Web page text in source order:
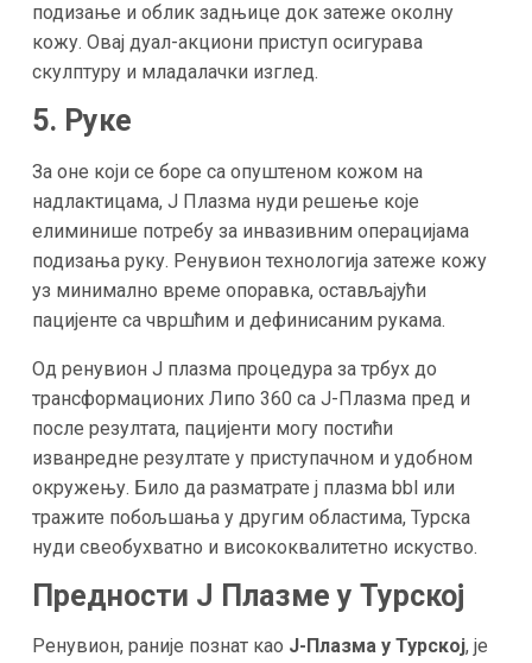
подизање и облик задњице док затеже околну
кожу. Овај дуал-акциони приступ осигурава
скулптуру и младалачки изглед.
5. Руке
За оне који се боре са опуштеном кожом на
надлактицама, J Плазма нуди решење које
елиминише потребу за инвазивним операцијама
подизања руку. Ренувион технологија затеже кожу
уз минимално време опоравка, остављајући
пацијенте са чвршћим и дефинисаним рукама.
Од ренувион J плазма процедура за трбух до
трансформационих Липо 360 са J-Плазма пред и
после резултата, пацијенти могу постићи
изванредне резултате у приступачном и удобном
окружењу. Било да разматрате j плазма bbl или
тражите побољшања у другим областима, Турска
нуди свеобухватно и висококвалитетно искуство.
Предности J Плазме у Турској
Ренувион, раније познат као J-Плазма у Турској, је